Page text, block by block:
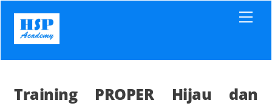
content
Training PROPER Hijau dan